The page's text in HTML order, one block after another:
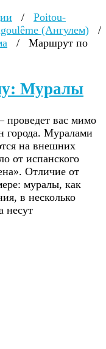
/
Poitou-
(Ангулем)
/
/
Маршрут по
Муралы
вас мимо
города. Муралами
на внешних
от испанского
Отличие от
муралы, как
в несколько
несут